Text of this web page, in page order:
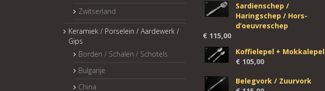
Zwitserland
Keramiek / Porselein / Aardewerk /
Gips
Borden / Schalen / Schotels
Bulgarije
China
Sardienschep /
Haringschep / Hors-
d’oeuvreschep
€ 115,00
Koffielepel + Mokkalepel
€ 105,00
Belegvork / Zuurvork